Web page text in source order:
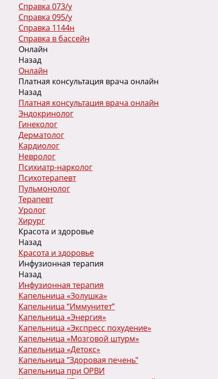
Справка 073/у
Справка 095/у
Справка 1144н
Справка в бассейн
Онлайн
Назад
Онлайн
Платная консультация врача онлайн
Назад
Платная консультация врача онлайн
Эндокринолог
Гинеколог
Дерматолог
Кардиолог
Невролог
Психиатр-нарколог
Психотерапевт
Пульмонолог
Терапевт
Уролог
Хирург
Красота и здоровье
Назад
Красота и здоровье
Инфузионная терапия
Назад
Инфузионная терапия
Капельница «Золушка»
Капельница “Иммунитет”
Капельница «Энергия»
Капельница «Экспресс похудение»
Капельница «Мозговой штурм»
Капельница «Детокс»
Капельница "Здоровая печень"
Капельница при ОРВИ